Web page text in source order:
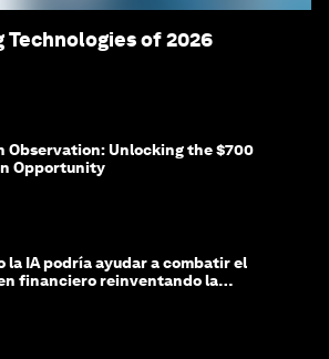
Technologies of 2026
Observation: Unlocking the $700
Opportunity
la IA podría ayudar a combatir el
financiero reinventando la